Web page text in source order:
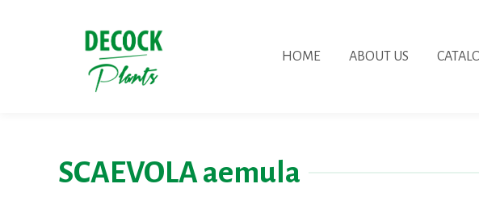
HOME ABOUT US
SCAEVOLA aemula